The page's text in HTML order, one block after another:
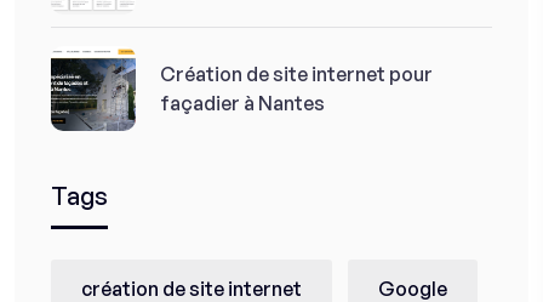
Création de site internet pour
façadier à Nantes
Tags
création de site internet Google